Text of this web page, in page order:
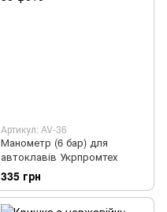
Артикул: AV-36
Манометр (6 бар) для
автоклавів Укрпромтех
335 грн